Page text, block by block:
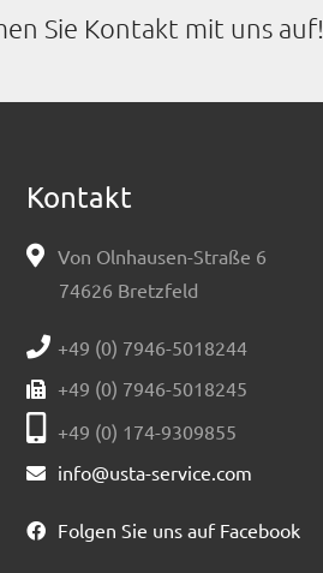
Sie Kontakt mit uns auf!
Kontakt
Von Olnhausen-Straße 6
74626 Bretzfeld
+49 (0) 7946-5018244
+49 (0) 7946-5018245
+49 (0) 174-9309855
info@usta-service.com
Folgen Sie uns auf Facebook